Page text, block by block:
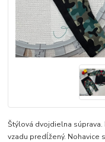
Štýlová dvojdielna súprava.
vzadu predĺžený. Nohavice